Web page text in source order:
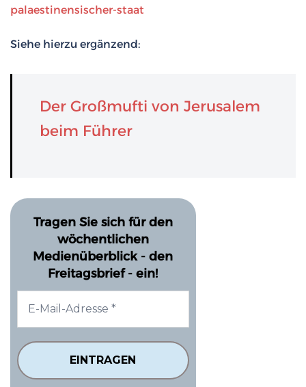
palaestinensischer-staat
Siehe hierzu ergänzend:
Der Großmufti von Jerusalem
beim Führer
Tragen Sie sich für den
wöchentlichen
Medienüberblick - den
Freitagsbrief - ein!